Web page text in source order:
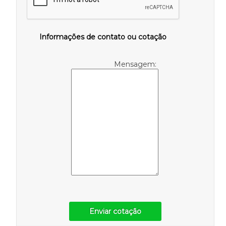
Informações de contato ou cotação
Mensagem:
Enviar cotação